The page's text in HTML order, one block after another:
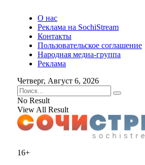
О нас
Реклама на SochiStream
Контакты
Пользовательское соглашение
Народная медиа-группа
Реклама
Четверг, Август 6, 2026
No Result
View All Result
16+